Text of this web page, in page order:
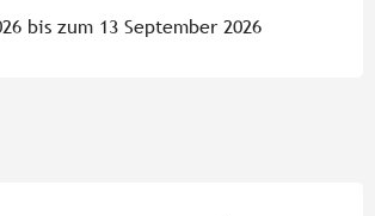
bis zum 13 September 2026